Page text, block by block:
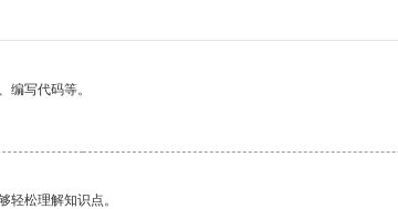
编写代码等。
松理解知识点。